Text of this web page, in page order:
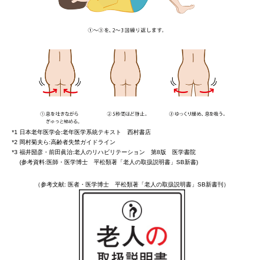
*1 日本老年医学会:老年医学系統テキスト 西村書店
*2 岡村菊夫ら:高齢者失禁ガイドライン
*3 福井圀彦・前田眞治:老人のリハビリテーション 第8版 医学書院
(参考資料:医師・医学博士 平松類著「老人の取扱説明書」SB新書)
（参考文献: 医者・医学博士 平松類著「老人の取扱説明書」SB新書刊）